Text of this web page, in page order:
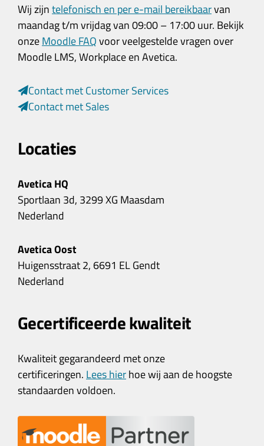
Wij zijntelefonisch en per e-mail bereikbaarvan
maandag t/m vrijdag van 09:00 – 17:00 uur. Bekijk
onzeMoodle FAQvoor veelgestelde vragen over
Moodle LMS, Workplace en Avetica.
Contact met Customer Services
Contact met Sales
Locaties
Avetica HQ
Sportlaan 3d, 3299 XG Maasdam
Nederland
Avetica Oost
Huigensstraat 2, 6691 EL Gendt
Nederland
Gecertificeerde kwaliteit
Kwaliteit gegarandeerd met onze
certificeringen. Lees hierhoe wij aan de hoogste
standaarden voldoen.